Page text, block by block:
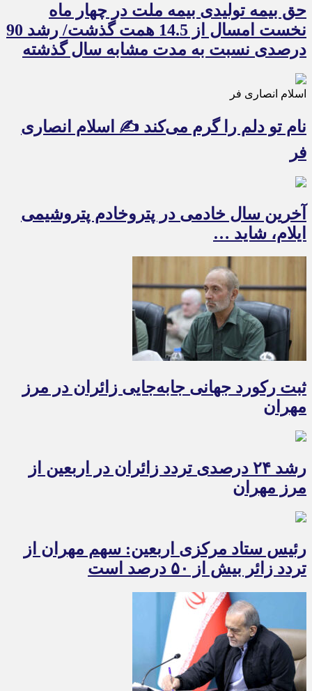
حق بیمه تولیدی بیمه ملت در چهار ماه
نخست امسال از 14.5 همت گذشت/ رشد 90
درصدی نسبت به مدت مشابه سال گذشته
اسلام انصاری فر
نام تو دلم را گرم می‌کند ✍️ اسلام انصاری
فر
آخرین سال خادمی در پتروخادم پتروشیمی
ایلام، شاید …
ثبت رکورد جهانی جابه‌جایی زائران در مرز
مهران
رشد ۲۴ درصدی تردد زائران در اربعین از
مرز مهران
رئیس ستاد مرکزی اربعین: سهم مهران از
تردد زائر بیش از ۵۰ درصد است